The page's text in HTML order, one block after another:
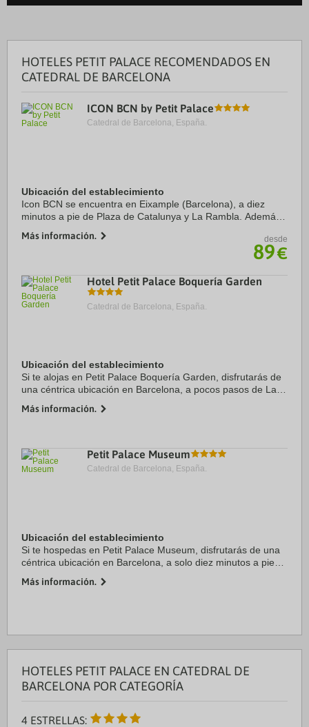
HOTELES PETIT PALACE RECOMENDADOS EN
CATEDRAL DE BARCELONA
ICON BCN by Petit Palace
Catedral de Barcelona, España.
Ubicación del establecimiento
Icon BCN se encuentra en Eixample (Barcelona), a diez
minutos a pie de Plaza de Catalunya y La Rambla. Además,
Gracia y a 1,1 km de Arco de ...
Más información. desde
89€
Hotel Petit Palace Boquería Garden
Catedral de Barcelona, España.
Ubicación del establecimiento
Si te alojas en Petit Palace Boquería Garden, disfrutarás de
una céntrica ubicación en Barcelona, a pocos pasos de La
Además, este hotel boutique se ...
Más información.
Petit Palace Museum
Catedral de Barcelona, España.
Ubicación del establecimiento
Si te hospedas en Petit Palace Museum, disfrutarás de una
céntrica ubicación en Barcelona, a solo diez minutos a pie
boutique se encuentra a 0,7 km de ...
Más información.
HOTELES PETIT PALACE EN CATEDRAL DE
BARCELONA POR CATEGORÍA
4 ESTRELLAS: